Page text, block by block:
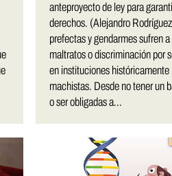
anteproyecto de ley para
derechos. (Alejandro
prefectas y gendarmes sufren
maltratos o discriminación por
en instituciones históricamente
machistas. Desde no tener un
o ser obligadas a...